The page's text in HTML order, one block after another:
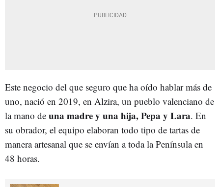
Este negocio del que seguro que ha oído hablar más de
uno, nació en 2019, en Alzira, un pueblo valenciano de
la mano de una madre y una hija, Pepa y Lara. En
su obrador, el equipo elaboran todo tipo de tartas de
manera artesanal que se envían a toda la Península en
48 horas.